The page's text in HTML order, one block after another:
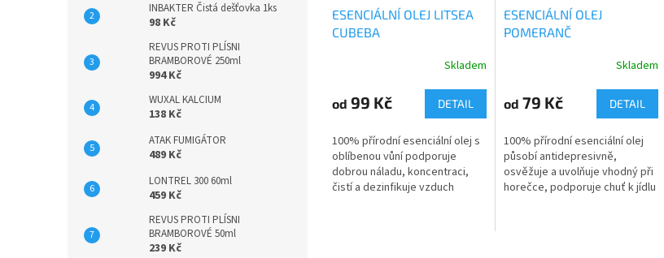
INBAKTER Čistá dešťovka 1ks
98 Kč
REVUS PROTI PLÍSNI
BRAMBOROVÉ 250ml
994 Kč
WUXAL KALCIUM
138 Kč
ATAK FUMIGÁTOR
489 Kč
LONTREL 300 60ml
459 Kč
REVUS PROTI PLÍSNI
BRAMBOROVÉ 50ml
239 Kč
ESENCIÁLNÍ OLEJ LITSEA
CUBEBA
Skladem
od 99 Kč DETAIL
100% přírodní esenciální olej s
oblíbenou vůní podporuje
dobrou náladu, koncentraci,
čistí a dezinfikuje vzduch
ESENCIÁLNÍ OLEJ
POMERANČ
Skladem
od 79 Kč DETAIL
100% přírodní esenciální olej
působí antidepresivně,
osvěžuje a uvolňuje vhodný při
horečce, podporuje chuť k jídlu